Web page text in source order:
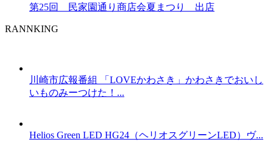
第25回 民家園通り商店会夏まつり 出店
RANNKING
川崎市広報番組 「LOVEかわさき」かわさきでおいし
いものみーつけた！...
Helios Green LED HG24（ヘリオスグリーンLED）ヴ...